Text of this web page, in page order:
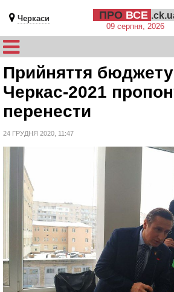
Черкаси ПРО ВСЕ
09 серпня, 2026
Прийняття бюджету
Черкас-2021
перенести
24 ГРУДНЯ 2020, 11:47